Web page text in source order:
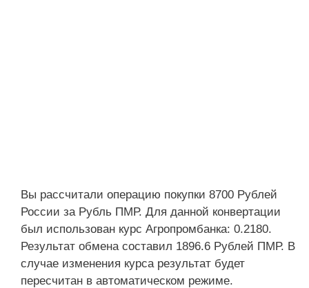
Вы рассчитали операцию покупки 8700 Рублей
России за Рубль ПМР. Для данной конвертации
был использован курс Агропромбанка: 0.2180.
Результат обмена составил 1896.6 Рублей ПМР. В
случае изменения курса результат будет
пересчитан в автоматическом режиме.